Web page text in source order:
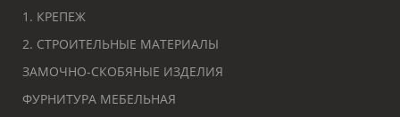
1. КРЕПЕЖ
2. СТРОИТЕЛЬНЫЕ МАТЕРИАЛЫ
ЗАМОЧНО-СКОБЯНЫЕ ИЗДЕЛИЯ
ФУРНИТУРА МЕБЕЛЬНАЯ